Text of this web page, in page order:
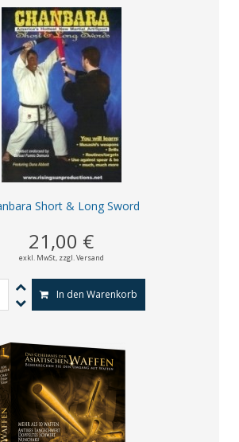
Short & Long Sword
21,00 €
exkl. MwSt, zzgl. Versand
In den Warenkorb